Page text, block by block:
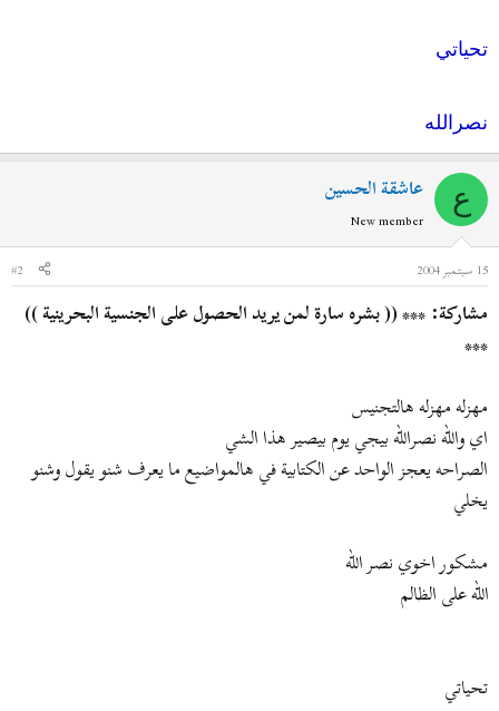
تحياتي
نصرالله
ع عاشقة الحسين
New member
15 سبتمبر 2004
#2
مشاركة: *** (( بشره سارة لمن يريد الحصول على الجنسية البحرينية ))
***
مهزله مهزله هالتجنيس
اي والله نصرالله بيجي يوم بيصير هذا الشي
الصراحه يعجز الواحد عن الكتابية في هالمواضيع ما يعرف شنو يقول وشنو
يخلي
مشكور اخوي نصر الله
الله على الظالم
تحياتي